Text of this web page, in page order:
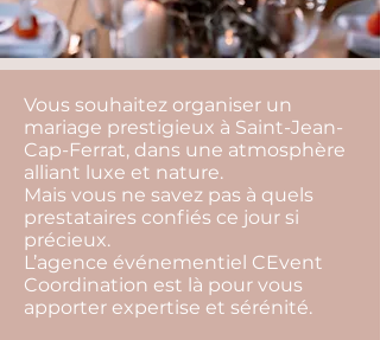
Vous souhaitez organiser un
mariage prestigieux à Saint-Jean-
Cap-Ferrat, dans une atmosphère
alliant luxe et nature.
Mais vous ne savez pas à quels
prestataires confiés ce jour si
précieux.
L’agence événementiel CEvent
Coordination est là pour vous
apporter expertise et sérénité.